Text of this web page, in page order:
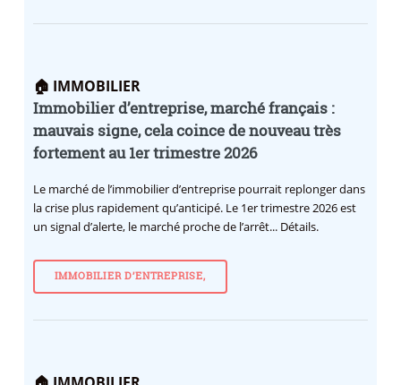
🏠 IMMOBILIER
Immobilier d’entreprise, marché français :
mauvais signe, cela coince de nouveau très
fortement au 1er trimestre 2026
Le marché de l’immobilier d’entreprise pourrait replonger dans
la crise plus rapidement qu’anticipé. Le 1er trimestre 2026 est
un signal d’alerte, le marché proche de l’arrêt... Détails.
IMMOBILIER D’ENTREPRISE,